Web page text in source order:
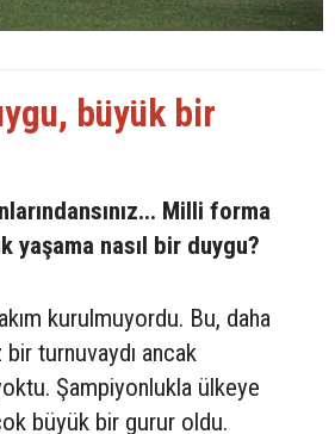
büyük bir
Milli forma
yaşama nasıl bir duygu?
kurulmuyordu. Bu, daha
bir turnuvaydı ancak
Şampiyonlukla ülkeye
büyük bir gurur oldu.